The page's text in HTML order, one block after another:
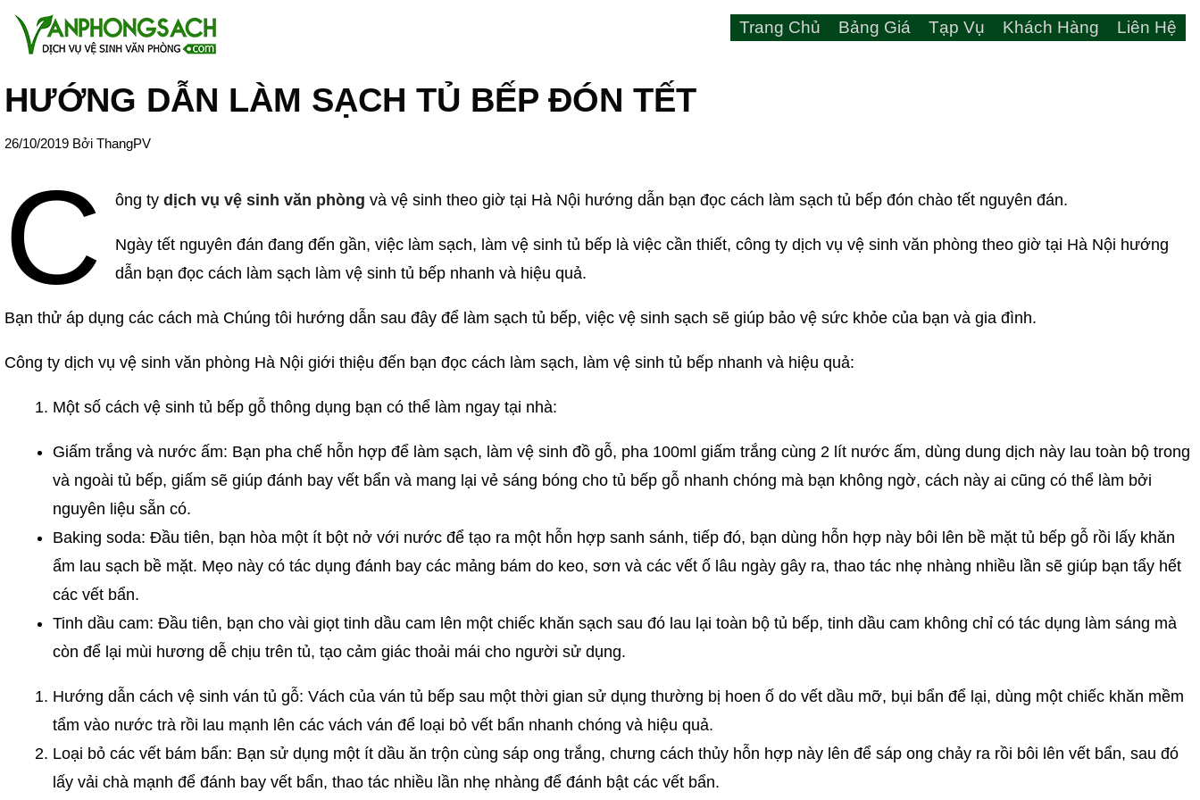
Trang Chủ Bảng Giá Tạp Vụ Khách Hàng Liên Hệ
HƯỚNG DẪN LÀM SẠCH TỦ BẾP ĐÓN TẾT
26/10/2019 Bởi ThangPV
C ông tydịch vụ vệ sinh văn phòng và vệ sinh theo giờ tại Hà Nội hướng dẫn bạn đọc cách làm sạch tủ bếp đón chào tết nguyên đán.
Ngày tết nguyên đán đang đến gần, việc làm sạch, làm vệ sinh tủ bếp là việc cần thiết, công ty dịch vụ vệ sinh văn phòng theo giờ tại Hà Nội hướng
dẫn bạn đọc cách làm sạch làm vệ sinh tủ bếp nhanh và hiệu quả.
Bạn thử áp dụng các cách mà Chúng tôi hướng dẫn sau đây để làm sạch tủ bếp, việc vệ sinh sạch sẽ giúp bảo vệ sức khỏe của bạn và gia đình.
Công ty dịch vụ vệ sinh văn phòng Hà Nội giới thiệu đến bạn đọc cách làm sạch, làm vệ sinh tủ bếp nhanh và hiệu quả:
Một số cách vệ sinh tủ bếp gỗ thông dụng bạn có thể làm ngay tại nhà:
Giấm trắng và nước ấm: Bạn pha chế hỗn hợp để làm sạch, làm vệ sinh đồ gỗ, pha 100ml giấm trắng cùng 2 lít nước ấm, dùng dung dịch này lau toàn bộ trong
và ngoài tủ bếp, giấm sẽ giúp đánh bay vết bẩn và mang lại vẻ sáng bóng cho tủ bếp gỗ nhanh chóng mà bạn không ngờ, cách này ai cũng có thể làm bởi
nguyên liệu sẵn có.
Baking soda: Đầu tiên, bạn hòa một ít bột nở với nước để tạo ra một hỗn hợp sanh sánh, tiếp đó, bạn dùng hỗn hợp này bôi lên bề mặt tủ bếp gỗ rồi lấy khăn
ẩm lau sạch bề mặt. Mẹo này có tác dụng đánh bay các mảng bám do keo, sơn và các vết ố lâu ngày gây ra, thao tác nhẹ nhàng nhiều lần sẽ giúp bạn tẩy hết
các vết bẩn.
Tinh dầu cam: Đầu tiên, bạn cho vài giọt tinh dầu cam lên một chiếc khăn sạch sau đó lau lại toàn bộ tủ bếp, tinh dầu cam không chỉ có tác dụng làm sáng mà
còn để lại mùi hương dễ chịu trên tủ, tạo cảm giác thoải mái cho người sử dụng.
Hướng dẫn cách vệ sinh ván tủ gỗ: Vách của ván tủ bếp sau một thời gian sử dụng thường bị hoen ố do vết dầu mỡ, bụi bẩn để lại, dùng một chiếc khăn mềm
tẩm vào nước trà rồi lau mạnh lên các vách ván để loại bỏ vết bẩn nhanh chóng và hiệu quả.
Loại bỏ các vết bám bẩn: Bạn sử dụng một ít dầu ăn trộn cùng sáp ong trắng, chưng cách thủy hỗn hợp này lên để sáp ong chảy ra rồi bôi lên vết bẩn, sau đó
lấy vải chà mạnh để đánh bay vết bẩn, thao tác nhiều lần nhẹ nhàng để đánh bật các vết bẩn.